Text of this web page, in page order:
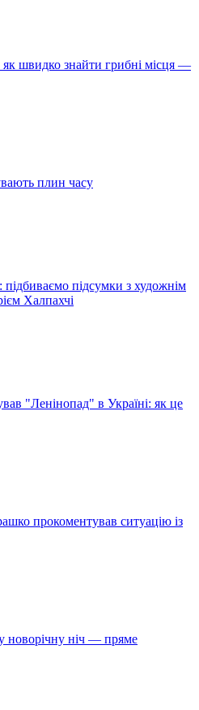
як швидко знайти грибні місця —
плин часу
підсумки з художнім
Халпахчі
"Ленінопад" в Україні: як це
прокоментував ситуацію із
новорічну ніч — пряме